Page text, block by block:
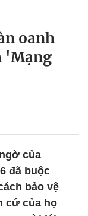
oanh
'Mạng
của
đã buộc
bảo vệ
cứ của họ